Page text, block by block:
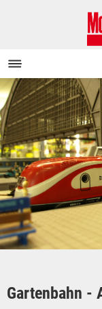
Gartenbahn -